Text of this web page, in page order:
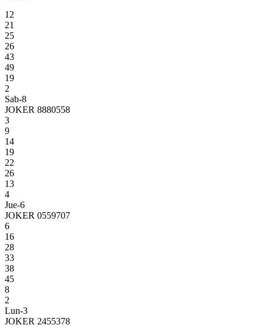
12
21
25
26
43
49
19
2
Sab-8
JOKER 8880558
3
9
14
19
22
26
13
4
Jue-6
JOKER 0559707
6
16
28
33
38
45
8
2
Lun-3
JOKER 2455378